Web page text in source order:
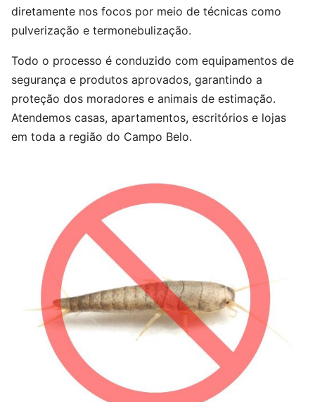
diretamente nos focos por meio de técnicas como
pulverização e termonebulização.
Todo o processo é conduzido com equipamentos de
segurança e produtos aprovados, garantindo a
proteção dos moradores e animais de estimação.
Atendemos casas, apartamentos, escritórios e lojas
em toda a região do Campo Belo.